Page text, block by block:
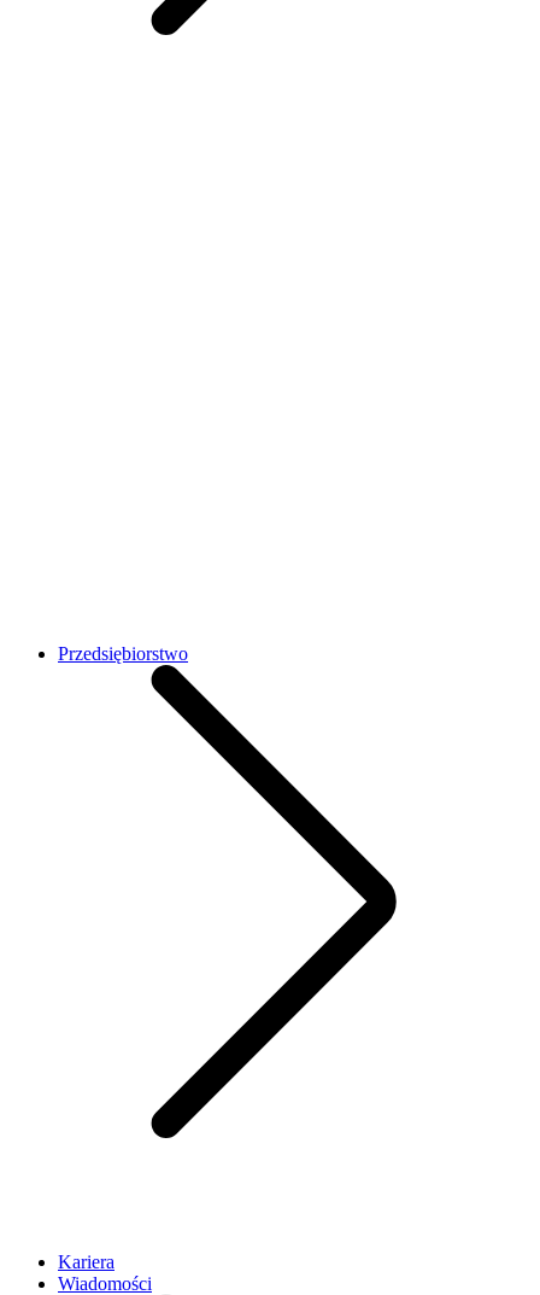
Przedsiębiorstwo
Kariera
Wiadomości